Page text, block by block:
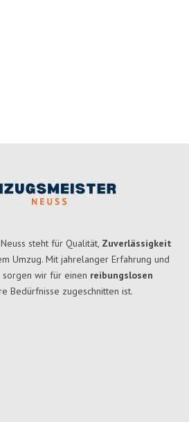
steht für Qualität, Zuverlässigkeit
Umzug. Mit jahrelanger Erfahrung und
wir für einen reibungslosen
Bedürfnisse zugeschnitten ist.